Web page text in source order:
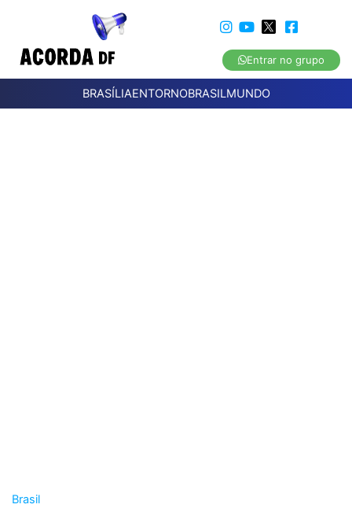
Entrar no grupo
BRASÍLIAENTORNOBRASILMUNDO
Brasil